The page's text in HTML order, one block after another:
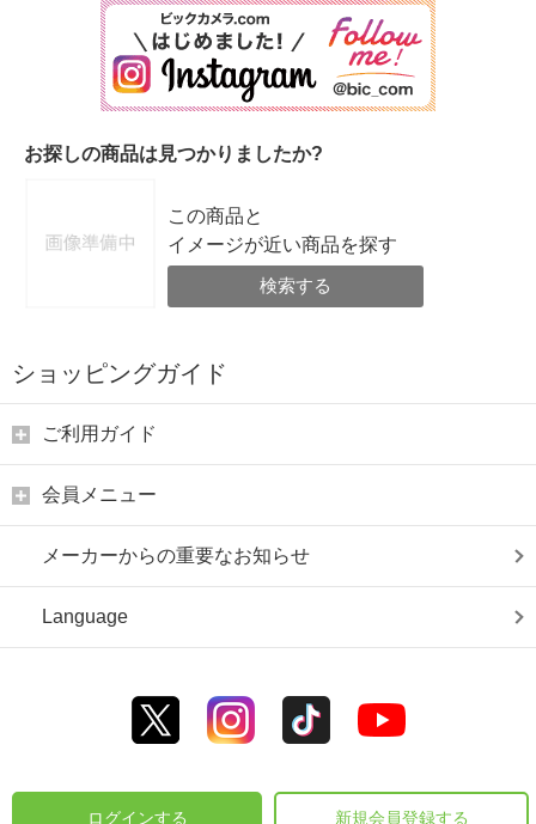
お探しの商品は見つかりましたか?
この商品と
イメージが近い商品を探す
検索する
ショッピングガイド
ご利用ガイド
会員メニュー
メーカーからの重要なお知らせ
Language
ログインする 新規会員登録する